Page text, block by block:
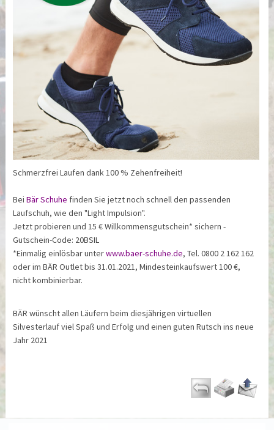
Schmerzfrei Laufen dank 100 % Zehenfreiheit!
BeiBär Schuhe finden Sie jetzt noch schnell den passenden
Laufschuh, wie den "Light Impulsion".
Jetzt probieren und 15 € Willkommensgutschein* sichern -
Gutschein-Code: 20BSIL
*Einmalig einlösbar unterwww.baer-schuhe.de, Tel. 0800 2 162 162
oder im BÄR Outlet bis 31.01.2021, Mindesteinkaufswert 100 €,
nicht kombinierbar.
BÄR wünscht allen Läufern beim diesjährigen virtuellen
Silvesterlauf viel Spaß und Erfolg und einen guten Rutsch ins neue
Jahr 2021